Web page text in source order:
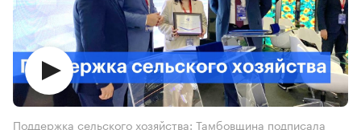
Поддержка сельского хозяйства: Тамбовщина подписала